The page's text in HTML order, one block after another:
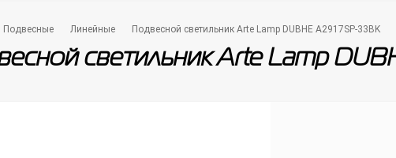
Подвесные Линейные Подвесной светильник Arte Lamp DUBHE A2917SP-33BK
светильник Arte Lamp